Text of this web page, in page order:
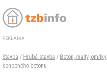
REKLAMA
Stavba / Hrubá stavba / Beton, malty, omítky
konopného betonu